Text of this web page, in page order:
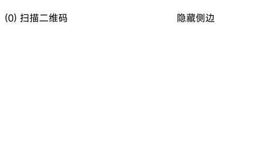
(0) 扫描二维码 隐藏侧边